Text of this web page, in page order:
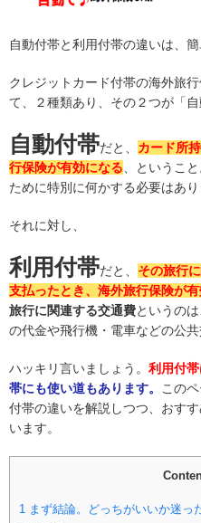
自動付帯と利用付帯の違いは、
クレジットカード付帯の海外旅
て、２種類あり、その２つが「
自動付帯だと、 カード所
行保険が有効になる、というこ
ために特別に何かする必要はあり
それに対し、
利用付帯だと、 その旅行
支払ったとき、海外旅行保険が
旅行に関連する交通費というの
の代金や飛行機・電車などの公
ハッキリ言いましょう。 利用付
帯にも使い道もあります。 この
付帯の違いを解説しつつ、おす
います。
1 まず結論。どっちがいいか迷っ